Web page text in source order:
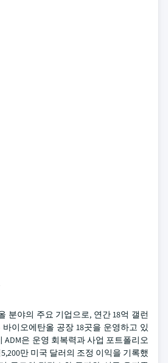
분야의 주요 기업으로, 연간 18억 갤런
이오에탄올 공장 18곳을 운영하고 있
ADM은 운영 회복력과 사업 포트폴리오
만 미국 달러의 조정 이익을 기록했